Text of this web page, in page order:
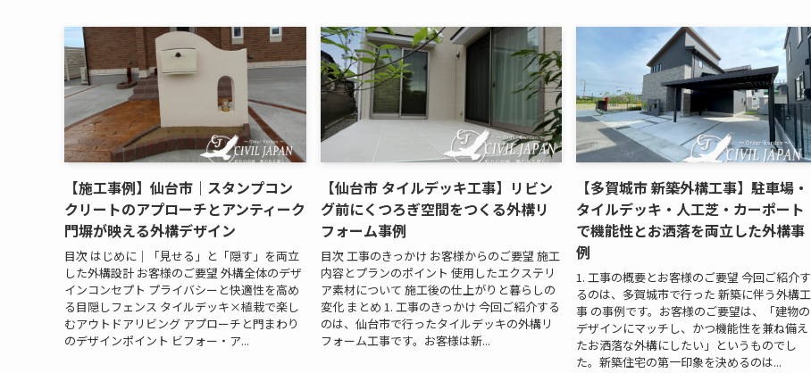
【施工事例】仙台市｜スタンプコン
クリートのアプローチとアンティーク
門塀が映える外構デザイン
目次 はじめに｜「見せる」と「隠す」を両立
した外構設計 お客様のご要望 外構全体のデザ
インコンセプト プライバシーと快適性を高め
る目隠しフェンス タイルデッキ×植栽で楽し
むアウトドアリビング アプローチと門まわり
のデザインポイント ビフォー・ア...
【仙台市 タイルデッキ工事】リビン
グ前にくつろぎ空間をつくる外構リ
フォーム事例
目次 工事のきっかけ お客様からのご要望 施工
内容とプランのポイント 使用したエクステリ
ア素材について 施工後の仕上がりと暮らしの
変化 まとめ 1. 工事のきっかけ 今回ご紹介する
のは、仙台市で行ったタイルデッキの外構リ
フォーム工事です。お客様は新...
【多賀城市 新築外構工事】駐車場・
タイルデッキ・人工芝・カーポート
で機能性とお洒落を両立した外構事
例
1. 工事の概要とお客様のご要望 今回ご紹介す
るのは、多賀城市で行った 新築に伴う外構工
事 の事例です。お客様のご要望は、「建物の
デザインにマッチし、かつ機能性を兼ね備え
たお洒落な外構にしたい」というものでし
た。新築住宅の第一印象を決めるのは...